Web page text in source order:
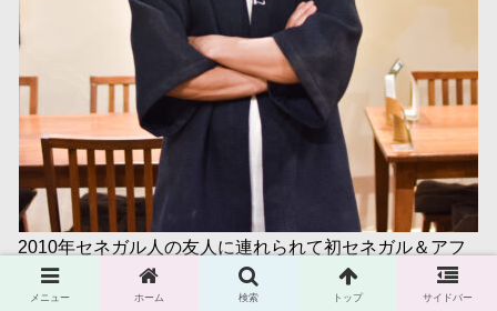
2010年セネガル人の友人に連れられて初セネガル＆アフ
リカ渡航。その時にアフリカに魅せられ2013年セネガル
メニュー ホーム 検索 トップ サイドバー